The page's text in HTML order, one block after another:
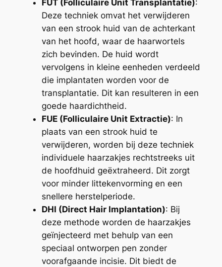
FUT (Folliculaire Unit Transplantatie):
Deze techniek omvat het verwijderen
van een strook huid van de achterkant
van het hoofd, waar de haarwortels
zich bevinden. De huid wordt
vervolgens in kleine eenheden verdeeld
die implantaten worden voor de
transplantatie. Dit kan resulteren in een
goede haardichtheid.
FUE (Folliculaire Unit Extractie): In
plaats van een strook huid te
verwijderen, worden bij deze techniek
individuele haarzakjes rechtstreeks uit
de hoofdhuid geëxtraheerd. Dit zorgt
voor minder littekenvorming en een
snellere herstelperiode.
DHI (Direct Hair Implantation): Bij
deze methode worden de haarzakjes
geïnjecteerd met behulp van een
speciaal ontworpen pen zonder
voorafgaande incisie. Dit biedt de